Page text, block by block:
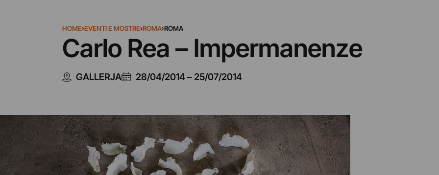
HOME›EVENTI E MOSTRE›ROMA›ROMA
Carlo Rea – Impermanenze
GALLERJA 28/04/2014– 25/07/2014